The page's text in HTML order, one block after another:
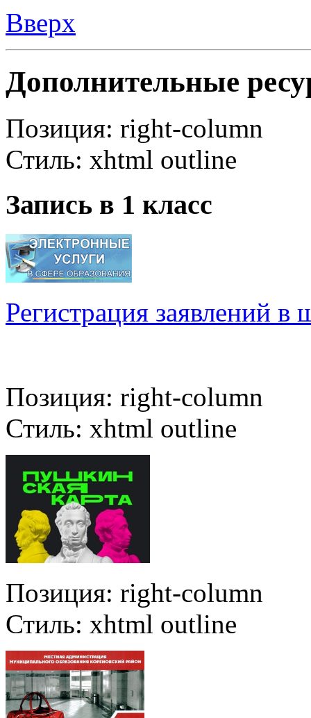
Вверх
Дополнительные
Позиция: right-column
Стиль: xhtml outline
Запись в 1 класс
Регистрация заявлений в
Позиция: right-column
Стиль: xhtml outline
Позиция: right-column
Стиль: xhtml outline